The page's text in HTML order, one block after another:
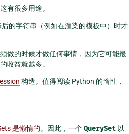
有很多用途。
的字符串（例如在渲染的模板中）时才
做的时候才做任何事情，因为它可能最
收益就越多。
构造。值得阅读 Python 的惰性，
是懒惰的。因此，一个QuerySet 以